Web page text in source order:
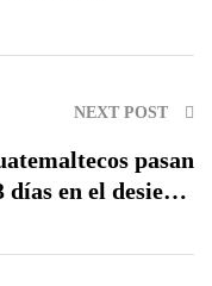
NEXT POST
pasan
días en el desierto
comida ni agua